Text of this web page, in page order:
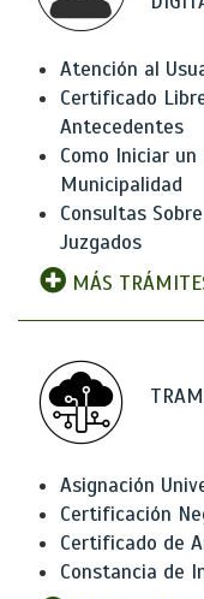
Atención al
Certificado
Antecedentes
Como Iniciar
Municipalidad
Consultas
Juzgados
MÁS
Asignación
Certificación
Certificado de
Constancia de